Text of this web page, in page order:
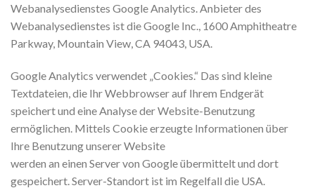
Webanalysedienstes Google Analytics. Anbieter des
Webanalysedienstes ist die Google Inc., 1600 Amphitheatre
Parkway, Mountain View, CA 94043, USA.
Google Analytics verwendet „Cookies.“ Das sind kleine
Textdateien, die Ihr Webbrowser auf Ihrem Endgerät
speichert und eine Analyse der Website-Benutzung
ermöglichen. Mittels Cookie erzeugte Informationen über
Ihre Benutzung unserer Website
werden an einen Server von Google übermittelt und dort
gespeichert. Server-Standort ist im Regelfall die USA.